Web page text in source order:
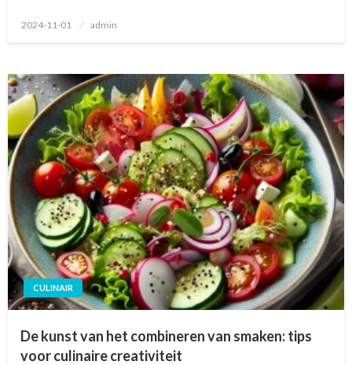
Geplaatst
2024-11-01 admin
CULINAIR
De kunst van het combineren van smaken: tips
voor culinaire creativiteit